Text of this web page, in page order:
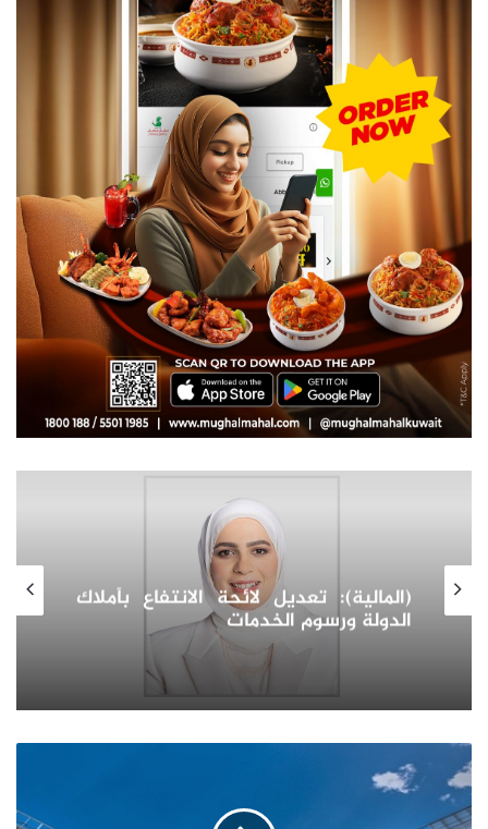
سوق العقارات في أوزبكستان:
استكشاف آفاق النمو والاستثمار
واتجاهات الطلب للعقارات كمرآة التحول
الاتحاد
الأوروبي
يعتمد
إجراءات